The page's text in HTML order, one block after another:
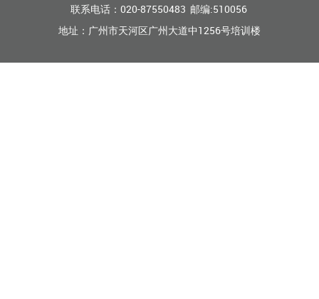
联系电话：020-87550483 邮编:510056
地址：广州市天河区广州大道中1256号培训楼